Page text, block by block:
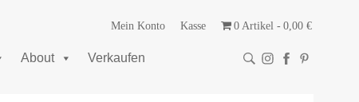
Mein Konto Kasse 0 Artikel 0,00 €
About Verkaufen